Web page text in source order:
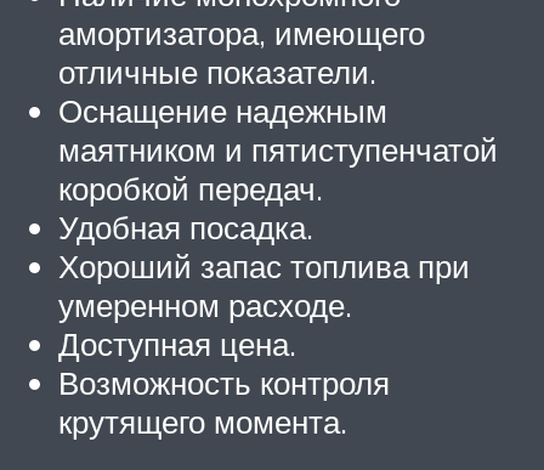
амортизатора, имеющего
отличные показатели.
Оснащение надежным
маятником и пятиступенчатой
коробкой передач.
Удобная посадка.
Хороший запас топлива при
умеренном расходе.
Доступная цена.
Возможность контроля
крутящего момента.